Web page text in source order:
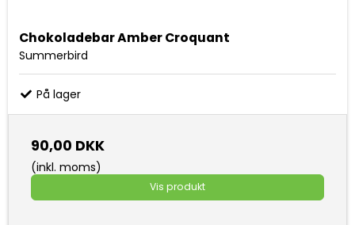
Chokoladebar Amber Croquant
Summerbird
På lager
90,00 DKK
(inkl. moms)
Vis produkt